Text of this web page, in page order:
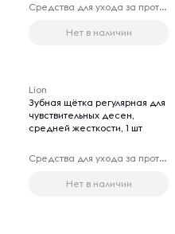
Средства для ухода за протезами
Нет в наличии
Lion
Зубная щётка регулярная для
чувствительных десен,
средней жесткости, 1 шт
Средства для ухода за протезами
Нет в наличии